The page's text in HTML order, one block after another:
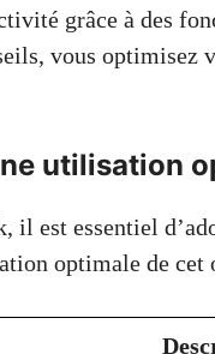
grâce à des
vous optimisez
utilisation
est essentiel
optimale de cet